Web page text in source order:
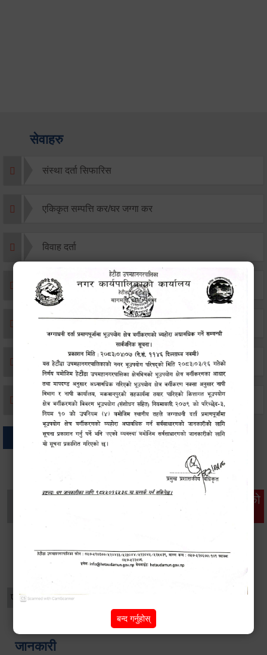
सेवाहरु
संस्था दर्ता सिफारिस
एकिकृत सम्पत्ति कर/घर जग्गा कर
विवाह दर्ता
सम्बन्ध विच्छेद दर्ता
मृत्यू दर्ता
जन्म दर्ता
थप विवरणहरु
सामाजिक सुरक्षा तथा
महिला
सूचनाको
विशेष विवरणहरु
प्रेस नोट
जानकारी
बन्द गर्नुहोस्